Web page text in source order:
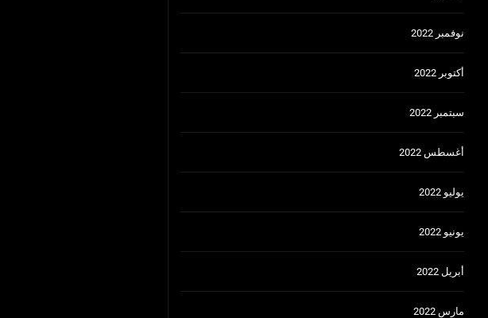
نوفمبر 2022
أكتوبر 2022
سبتمبر 2022
أغسطس 2022
يوليو 2022
يونيو 2022
أبريل 2022
مارس 2022